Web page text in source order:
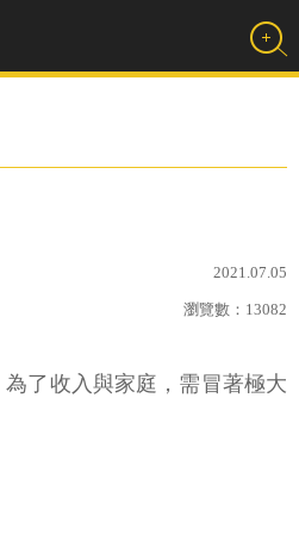
2021.07.05
瀏覽數： 13082
了收入與家庭，需冒著極大